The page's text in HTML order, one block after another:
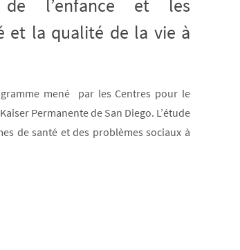
de l’enfance et les
et la qualité de la vie à
mené par les Centres pour le
Permanente de San Diego. L’étude
de santé et des problèmes sociaux à